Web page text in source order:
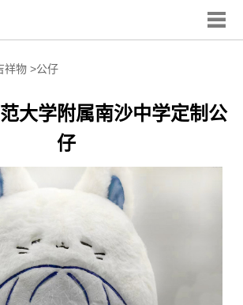
祥物>公仔
大学附属南沙中学定制公
仔